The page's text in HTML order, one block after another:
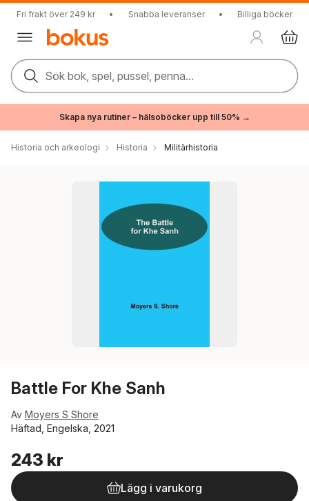
Fri frakt över 249 kr • Snabba leveranser • Billiga böcker
Sök bok, spel, pussel, penna...
Skapa nya rutiner – hälsoböcker upp till 50% →
Historia och arkeologi Historia Militärhistoria
Battle For Khe Sanh
Av Moyers S Shore
Häftad, Engelska, 2021
243 kr
Lägg i varukorg